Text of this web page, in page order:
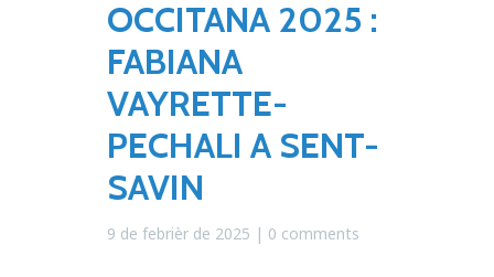
OCCITANA 2025 :
FABIANA
VAYRETTE-
PECHALI A SENT-
SAVIN
9 de febrièr de 2025 | 0 comments